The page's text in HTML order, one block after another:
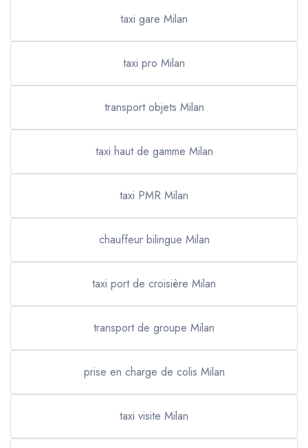
taxi gare Milan
taxi pro Milan
transport objets Milan
taxi haut de gamme Milan
taxi PMR Milan
chauffeur bilingue Milan
taxi port de croisière Milan
transport de groupe Milan
prise en charge de colis Milan
taxi visite Milan